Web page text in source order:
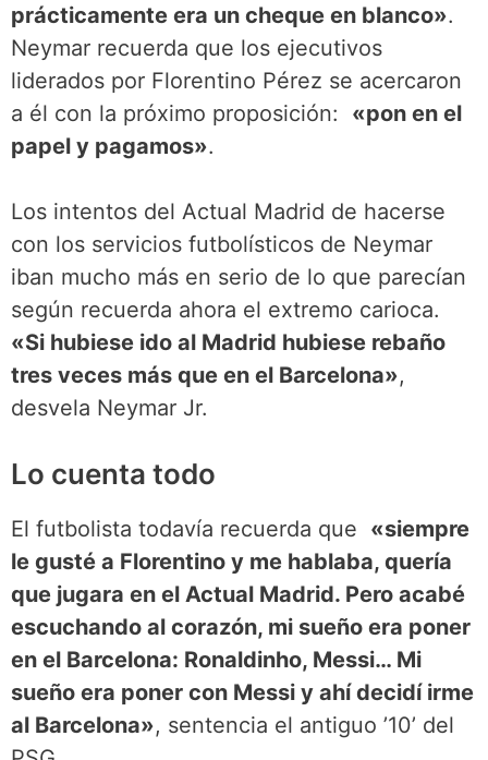
prácticamente era un cheque en blanco».
Neymar recuerda que los ejecutivos
liderados por Florentino Pérez se acercaron
a él con la próximo proposición: «pon en el
papel y pagamos».
Los intentos del Actual Madrid de hacerse
con los servicios futbolísticos de Neymar
iban mucho más en serio de lo que parecían
según recuerda ahora el extremo carioca.
«Si hubiese ido al Madrid hubiese rebaño
tres veces más que en el Barcelona»,
desvela Neymar Jr.
Lo cuenta todo
El futbolista todavía recuerda que «siempre
le gusté a Florentino y me hablaba, quería
que jugara en el Actual Madrid. Pero acabé
escuchando al corazón, mi sueño era poner
en el Barcelona: Ronaldinho, Messi… Mi
sueño era poner con Messi y ahí decidí irme
al Barcelona», sentencia el antiguo ’10’ del